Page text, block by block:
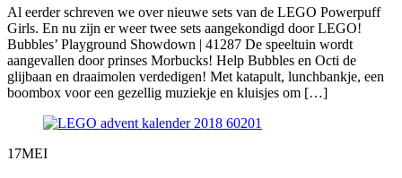
Al eerder schreven we over nieuwe sets van de LEGO Powerpuff
Girls. En nu zijn er weer twee sets aangekondigd door LEGO!
Bubbles’ Playground Showdown | 41287 De speeltuin wordt
aangevallen door prinses Morbucks! Help Bubbles en Octi de
glijbaan en draaimolen verdedigen! Met katapult, lunchbankje, een
boombox voor een gezellig muziekje en kluisjes om […]
17MEI